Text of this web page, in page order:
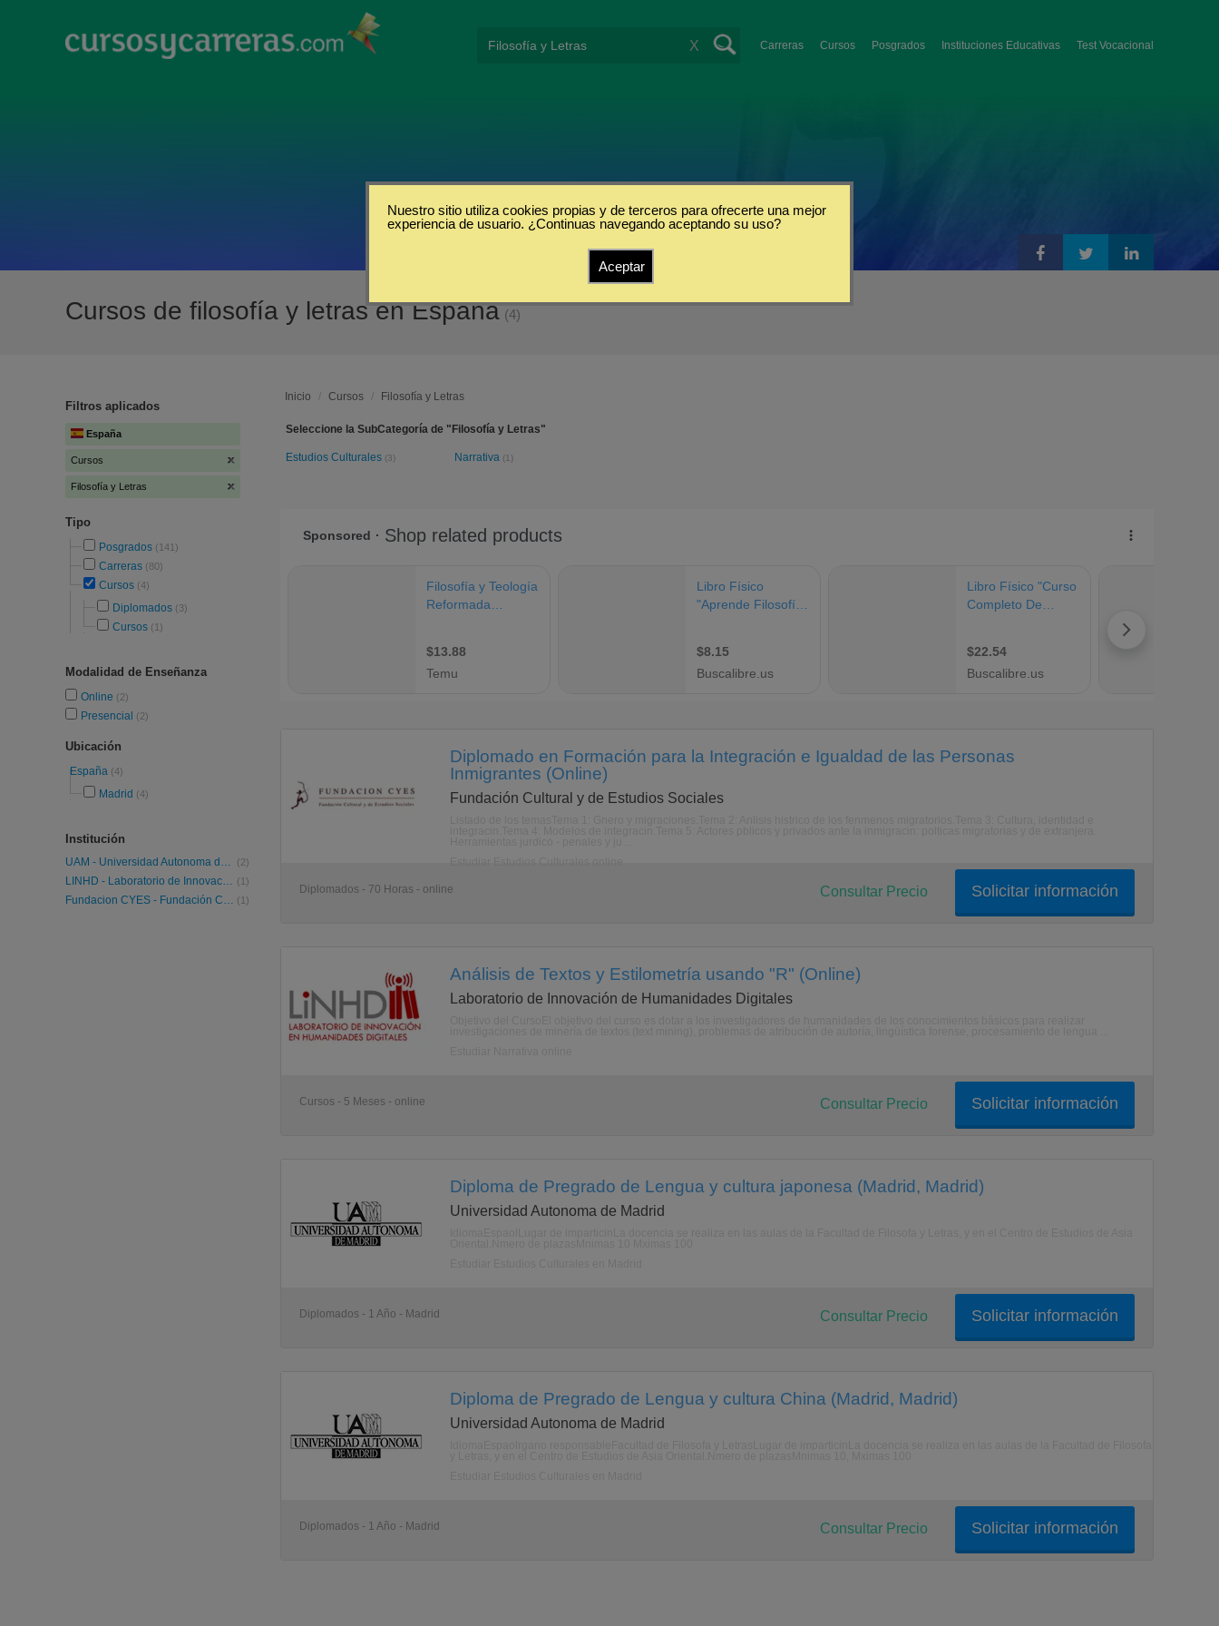
Carreras Cursos Posgrados Instituciones Educativas Test Vocacional
X
Cursos de filosofía y letras en España (4)
Filtros aplicados
España
Cursos
Filosofía y Letras
Tipo
Posgrados (141)
Carreras (80)
Cursos (4)
Diplomados (3)
Cursos (1)
Modalidad de Enseñanza
Online (2)
Presencial (2)
Ubicación
España (4)
Madrid (4)
Institución
UAM - Universidad Autonoma de Madrid (2)
LINHD - Laboratorio de Innovación de Humanidades Digitales (1)
Fundacion CYES - Fundación Cultural y de Estudios Sociales (1)
Inicio / Cursos / Filosofía y Letras
Seleccione la SubCategoría de "Filosofía y Letras"
Estudios Culturales (3) Narrativa (1)
Diplomado en Formación para la Integración e Igualdad de las Personas
Inmigrantes (Online)
Fundación Cultural y de Estudios Sociales
Diplomados - 70 Horas - online Solicitar información
Consultar Precio
Análisis de Textos y Estilometría usando "R" (Online)
Laboratorio de Innovación de Humanidades Digitales
Cursos - 5 Meses - online Solicitar información
Consultar Precio
Diploma de Pregrado de Lengua y cultura japonesa (Madrid, Madrid)
Universidad Autonoma de Madrid
Diplomados - 1 Año - Madrid Solicitar información
Consultar Precio
Diploma de Pregrado de Lengua y cultura China (Madrid, Madrid)
Universidad Autonoma de Madrid
Diplomados - 1 Año - Madrid Solicitar información
Consultar Precio
Nuestro sitio utiliza cookies propias y de terceros para ofrecerte una mejor
experiencia de usuario. ¿Continuas navegando aceptando su uso?
Aceptar